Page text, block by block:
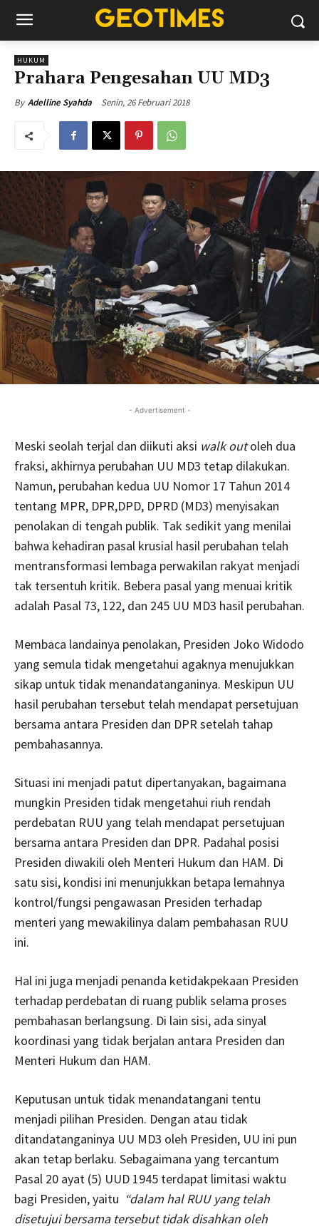
HUKUM
Prahara Pengesahan UU MD3
By Adelline Syahda Senin, 26 Februari 2018
- Advertisement -
Meski seolah terjal dan diikuti aksi walk outoleh dua
fraksi, akhirnya perubahan UU MD3 tetap dilakukan.
Namun, perubahan kedua UU Nomor 17 Tahun 2014
tentang MPR, DPR,DPD, DPRD (MD3) menyisakan
penolakan di tengah publik. Tak sedikit yang menilai
bahwa kehadiran pasal krusial hasil perubahan telah
mentransformasi lembaga perwakilan rakyat menjadi
tak tersentuh kritik. Bebera pasal yang menuai kritik
adalah Pasal 73, 122, dan 245 UU MD3 hasil perubahan.
Membaca landainya penolakan, Presiden Joko Widodo
yang semula tidak mengetahui agaknya menujukkan
sikap untuk tidak menandatanganinya. Meskipun UU
hasil perubahan tersebut telah mendapat persetujuan
bersama antara Presiden dan DPR setelah tahap
pembahasannya.
Situasi ini menjadi patut dipertanyakan, bagaimana
mungkin Presiden tidak mengetahui riuh rendah
perdebatan RUU yang telah mendapat persetujuan
bersama antara Presiden dan DPR. Padahal posisi
Presiden diwakili oleh Menteri Hukum dan HAM. Di
satu sisi, kondisi ini menunjukkan betapa lemahnya
kontrol/fungsi pengawasan Presiden terhadap
menteri yang mewakilinya dalam pembahasan RUU
ini.
Hal ini juga menjadi penanda ketidakpekaan Presiden
terhadap perdebatan di ruang publik selama proses
pembahasan berlangsung. Di lain sisi, ada sinyal
koordinasi yang tidak berjalan antara Presiden dan
Menteri Hukum dan HAM.
Keputusan untuk tidak menandatangani tentu
menjadi pilihan Presiden. Dengan atau tidak
ditandatanganinya UU MD3 oleh Presiden, UU ini pun
akan tetap berlaku. Sebagaimana yang tercantum
Pasal 20 ayat (5) UUD 1945 terdapat limitasi waktu
bagi Presiden, yaitu “dalam hal RUU yang telah
disetujui bersama tersebut tidak disahkan oleh